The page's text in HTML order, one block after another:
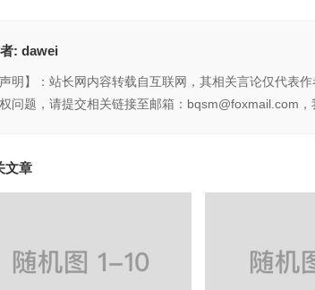
: dawei
声明】：站长网内容转载自互联网，其相关言论仅代表
问题，请提交相关链接至邮箱：bqsm@foxmail.com，
文章